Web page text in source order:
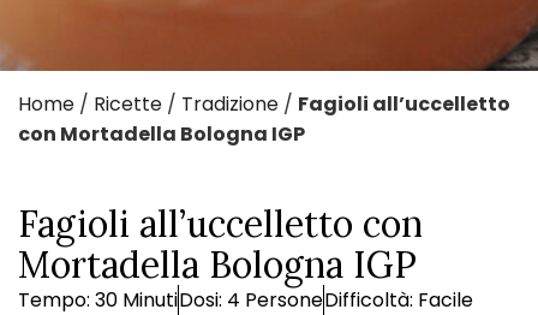
Home / Ricette / Tradizione / Fagioli all’uccelletto
con Mortadella Bologna IGP
Fagioli all’uccelletto con
Mortadella Bologna IGP
Tempo: 30 MinutiDosi: 4 PersoneDifficoltà: Facile